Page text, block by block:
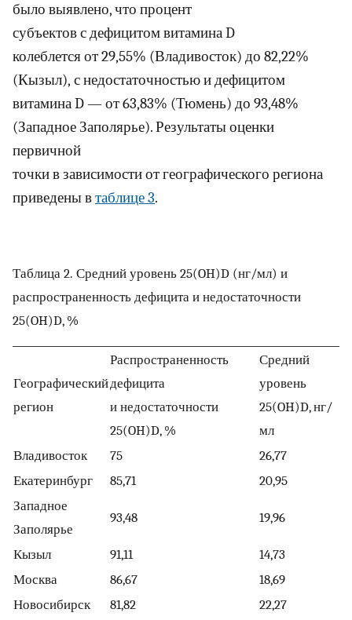
было выявлено, что процент
субъектов с дефицитом витамина D
колеблется от 29,55% (Владивосток) до 82,22%
(Кызыл), с недостаточностью и дефицитом
витамина D — от 63,83% (Тюмень) до 93,48%
(Западное Заполярье). Результаты оценки
первичной
точки в зависимости от географического региона
приведены втаблице 3.
Таблица 2. Средний уровень 25(OH)D (нг/мл) и
распространенность дефицита и недостаточности
25(OH)D, %
Географический
регион
Распространенность
дефицита
и недостаточности
25(OH)D, %
Средний
уровень
25(OH)D, нг/
мл
Владивосток
75
26,77
Екатеринбург
85,71
20,95
Западное
Заполярье
93,48 19,96
Кызыл 91,11
14,73
Москва
86,67
18,69
Новосибирск
81,82 22,27